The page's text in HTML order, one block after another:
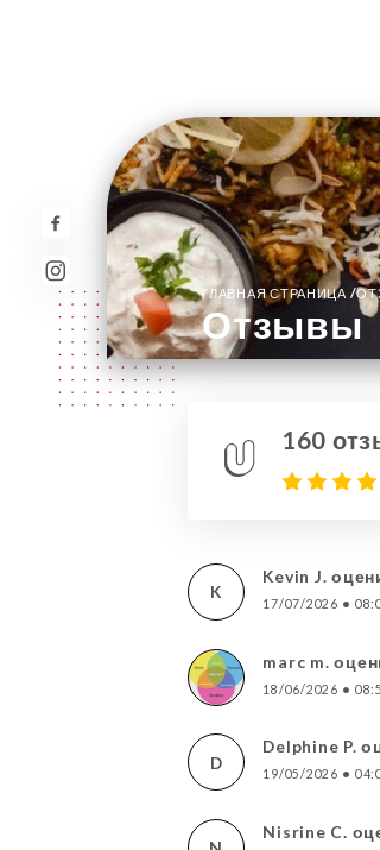
ГЛАВНАЯ СТРАНИЦА /
Отзывы
160
K
Kevin J.
17/07/2026 •
marc m.
18/06/2026 •
D
Delphine P.
19/05/2026 •
Nisrine C.